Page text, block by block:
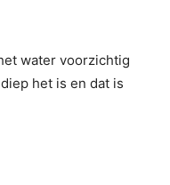
water voorzichtig
het is en dat is